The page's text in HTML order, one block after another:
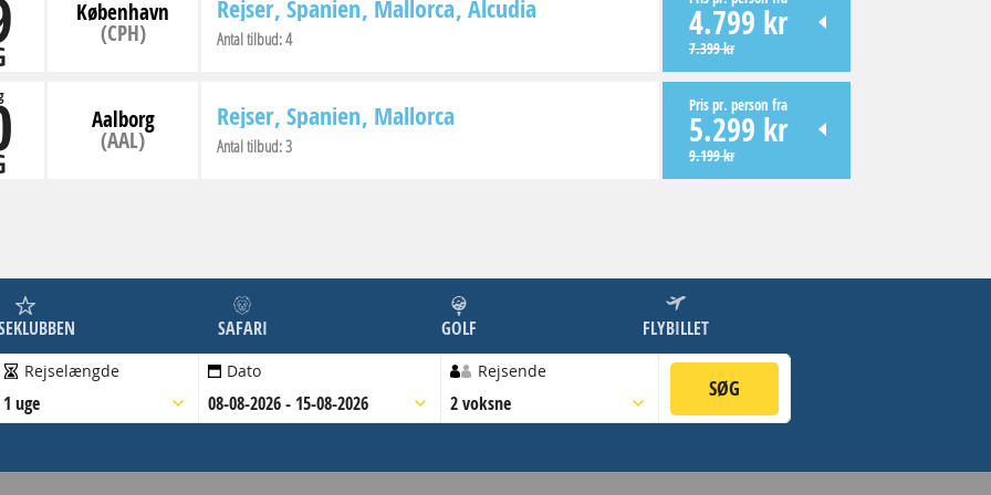
København
(CPH)
Rejser Spanien Mallorca Alcudia
Antal tilbud:4 4.799 kr
7.399 kr
Aalborg
(AAL)
Rejser Spanien Mallorca
Antal tilbud:3
Pris pr. person fra
5.299 kr
9.199 kr
SAFARI GOLF FLYBILLET
Rejselængde
1 uge
Dato
08-08-2026 - 15-08-2026
Rejsende
2 voksne
SØG